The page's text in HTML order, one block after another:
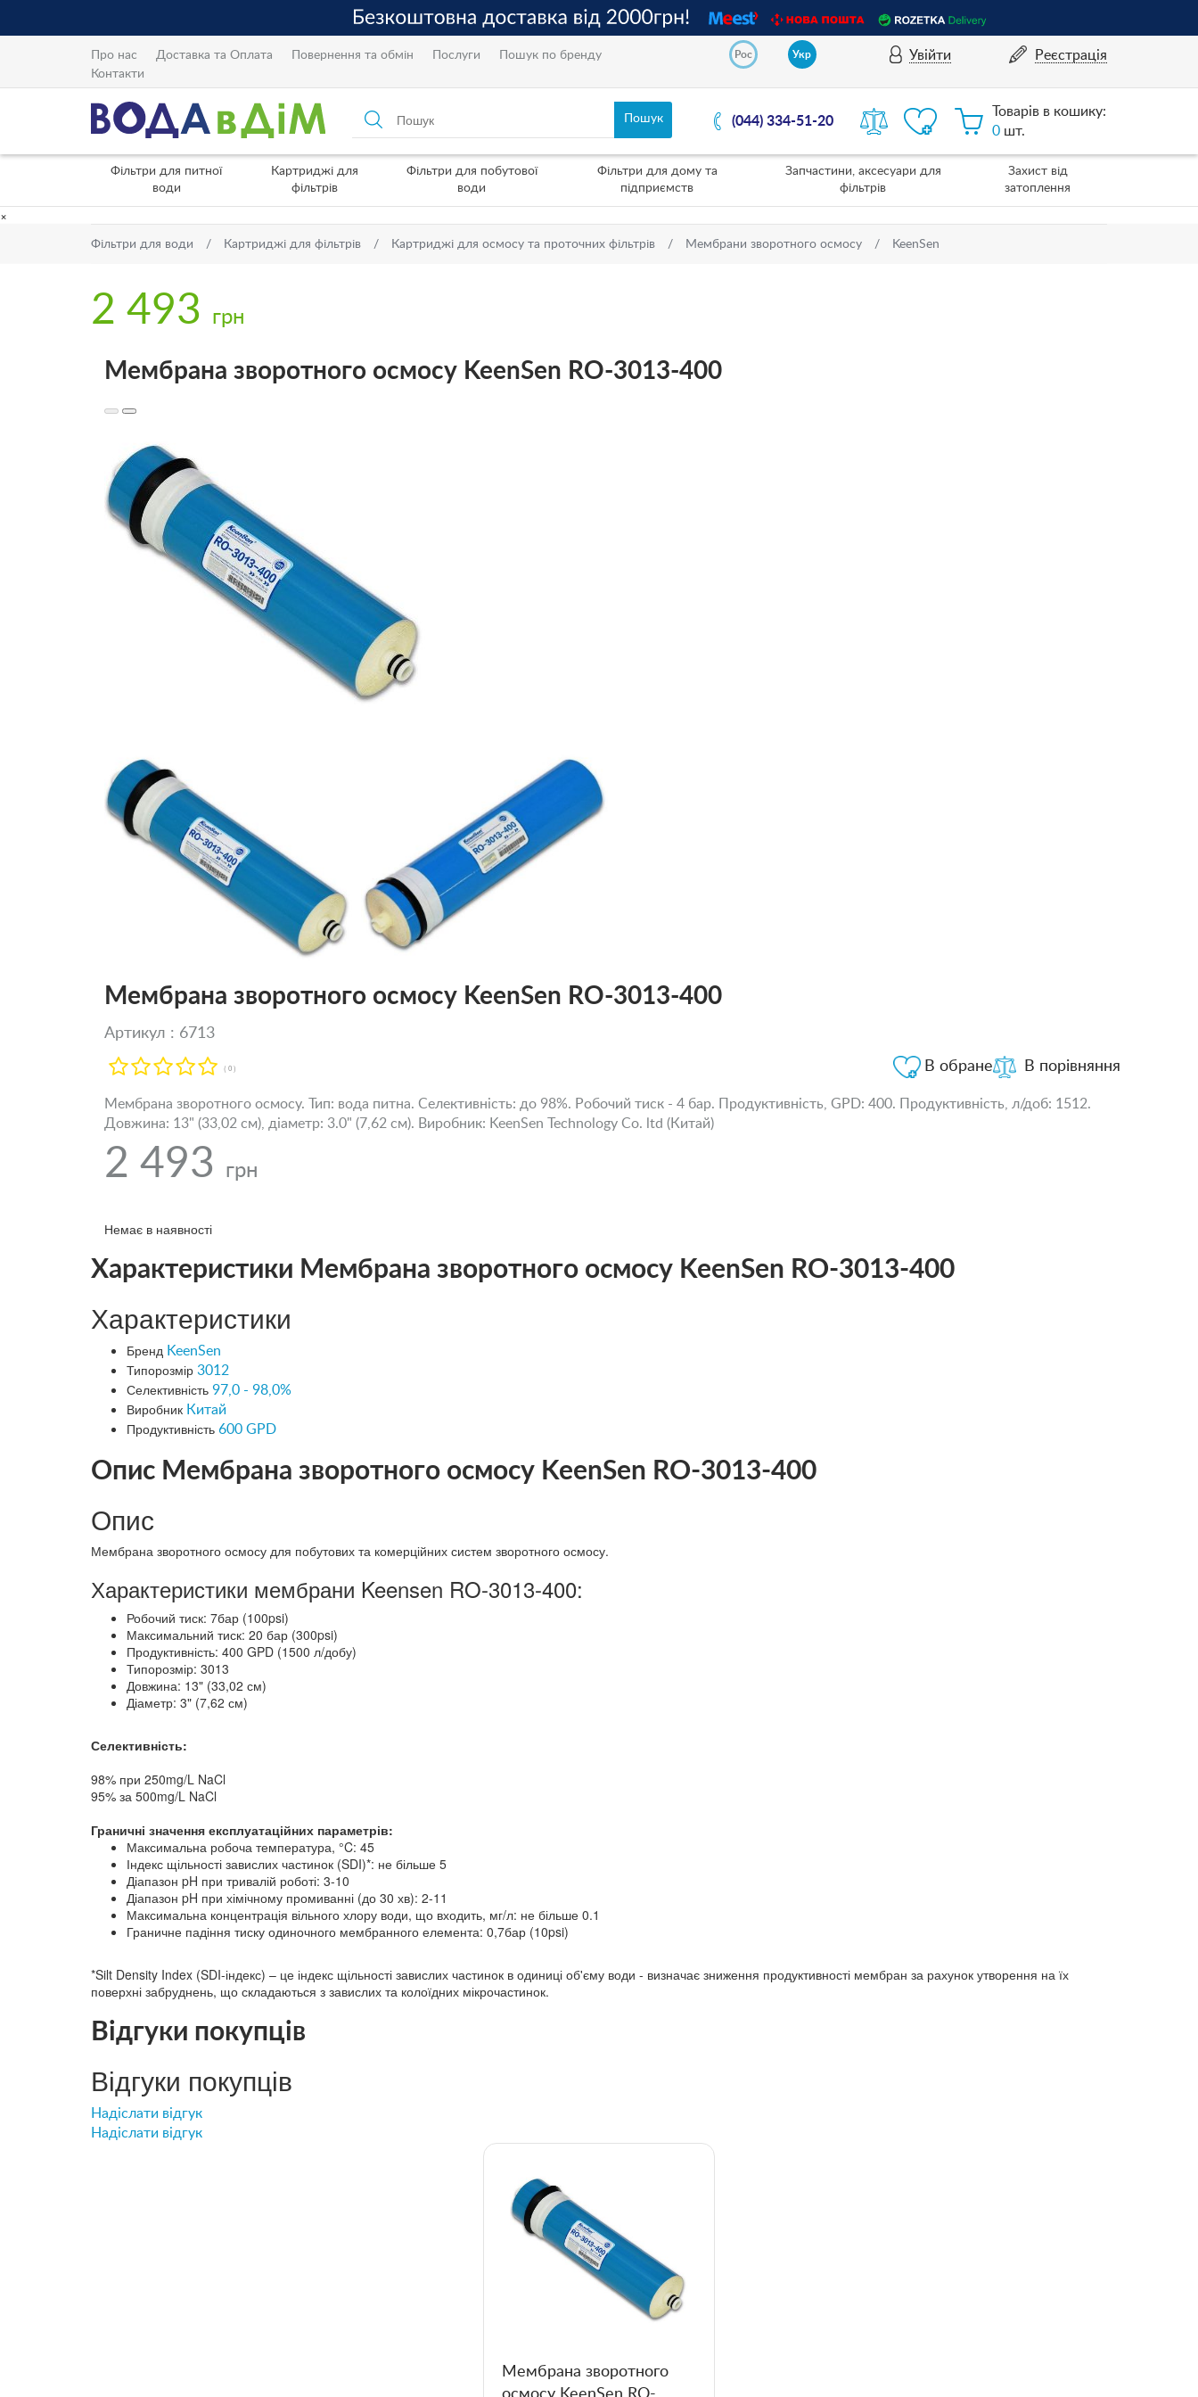
Про нас Доставка та Оплата Повернення та обмін Послуги
Пошук по бренду
Контакти
Рос Укр Увійти Реєстрація
(044) 334-51-20
Товарів в кошику:
0 шт.
Фільтри для питної
води
Картриджі для
фільтрів
Фільтри для побутової
води
Фільтри для дому та
підприємств
Запчастини, аксесуари для
фільтрів
Захист від
затоплення
×
Фільтри для води Картриджі для фільтрів Картриджі для осмосу та проточних фільтрів Мембрани зворотного осмосу KeenSen
2 493 грн
Мембрана зворотного осмосу KeenSen RO-3013-400
Мембрана зворотного осмосу KeenSen RO-3013-400
Артикул : 6713
( 0 ) В порівняння
В обране
Мембрана зворотного осмосу. Тип: вода питна. Селективність: до 98%. Робочий тиск - 4 бар. Продуктивність, GPD: 400. Продуктивність, л/доб: 1512.
Довжина: 13" (33,02 см), діаметр: 3.0" (7,62 см). Виробник: KeenSen Technology Co. ltd (Китай)
2 493 грн
Немає в наявності
Характеристики Мембрана зворотного осмосу KeenSen RO-3013-400
Характеристики
Бренд KeenSen
Типорозмір 3012
Селективність 97,0 - 98,0%
Виробник Китай
Продуктивність 600 GPD
Опис Мембрана зворотного осмосу KeenSen RO-3013-400
Опис
Мембрана зворотного осмосу для побутових та комерційних систем зворотного осмосу.
Характеристики мембрани Keensen RO-3013-400:
Робочий тиск: 7бар (100psi)
Максимальний тиск: 20 бар (300psi)
Продуктивність: 400 GPD (1500 л/добу)
Типорозмір: 3013
Довжина: 13" (33,02 см)
Діаметр: 3" (7,62 см)
Селективність:
98% при 250mg/L NaCl
95% за 500mg/L NaCl
Граничні значення експлуатаційних параметрів:
Максимальна робоча температура, °C: 45
Індекс щільності завислих частинок (SDI)*: не більше 5
Діапазон pH при тривалій роботі: 3-10
Діапазон pH при хімічному промиванні (до 30 хв): 2-11
Максимальна концентрація вільного хлору води, що входить, мг/л: не більше 0.1
Граничне падіння тиску одиночного мембранного елемента: 0,7бар (10psi)
*Silt Density Index (SDI-індекс) – це індекс щільності завислих частинок в одиниці об'єму води - визначає зниження продуктивності мембран за рахунок утворення на їх
поверхні забруднень, що складаються з завислих та колоїдних мікрочастинок.
Відгуки покупців
Відгуки покупців
Надіслати відгук
Надіслати відгук
Мембрана зворотного